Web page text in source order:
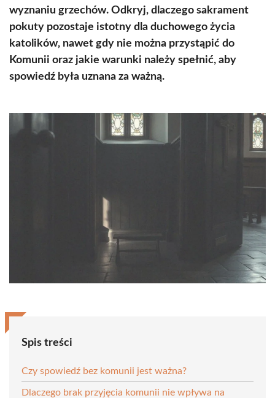
wyznaniu grzechów. Odkryj, dlaczego sakrament
pokuty pozostaje istotny dla duchowego życia
katolików, nawet gdy nie można przystąpić do
Komunii oraz jakie warunki należy spełnić, aby
spowiedź była uznana za ważną.
Spis treści
Czy spowiedź bez komunii jest ważna?
Dlaczego brak przyjęcia komunii nie wpływa na